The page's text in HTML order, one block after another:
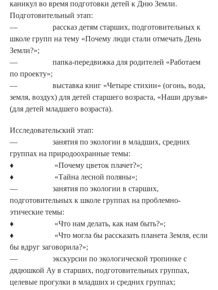
ка­никул во время подготовки детей к Дню Земли.
Подготовительный этап:
— рассказ детям старших, подготовительных к
школе групп на тему «Почему люди стали отмечать День
Земли?»;
— папка-передвижка для роди­телей «Работаем
по проекту»;
— выставка книг «Четыре сти­хии» (огонь, вода,
земля, воз­дух) для детей старшего воз­раста, «Наши друзья»
(для де­тей младшего возраста).
Исследовательский этап:
— занятия по экологии в млад­ших, средних
группах на природоохранные темы:
♦ «Почему цветок плачет?»;
♦ «Тайна лесной поляны»;
— занятия по экологии в стар­ших,
подготовительных к шко­ле группах на проблемно-
этические темы:
♦ «Что нам делать, как нам быть?»;
♦ «Что могла бы рассказать планета Земля, если
бы вдруг заговорила?»;
— экскурсии по экологической тропинке с
дядюшкой Ау в старших, подготовительных группах,
целевые прогулки в младших и средних группах;